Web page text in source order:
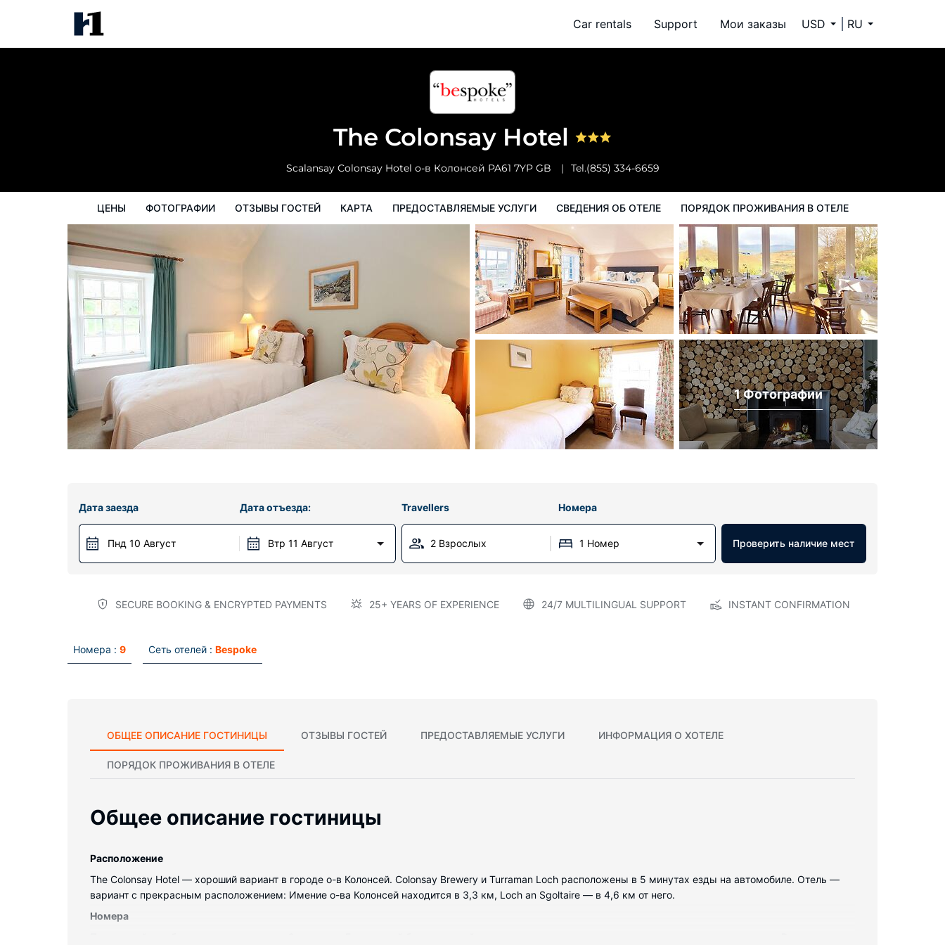
Car rentals Support Мои заказы USD RU
The Colonsay Hotel
Scalansay Colonsay Hotel о-в Колонсей PA61 7YP GB Tel.(855) 334-6659
ЦЕНЫ ФОТОГРАФИИ ОТЗЫВЫ ГОСТЕЙ КАРТА ПРЕДОСТАВЛЯЕМЫЕ УСЛУГИ СВЕДЕНИЯ ОБ ОТЕЛЕ ПОРЯДОК ПРОЖИВАНИЯ В ОТЕЛЕ
Сведения об отеле Порядок проживания в Отеле
1 Фотографии
Дата заезда
Пнд 10 Август
Дата отъезда:
Втр 11 Август
Travellers Номера
2 Взрослых 1 Номер Проверить наличие мест
SECURE BOOKING & ENCRYPTED PAYMENTS 25+ YEARS OF EXPERIENCE 24/7 MULTILINGUAL SUPPORT INSTANT CONFIRMATION
Номера : 9 Сеть отелей : Bespoke
ОБЩЕЕ ОПИСАНИЕ ГОСТИНИЦЫ ОТЗЫВЫ ГОСТЕЙ ПРЕДОСТАВЛЯЕМЫЕ УСЛУГИ ИНФОРМАЦИЯ О ХОТЕЛЕ
ПОРЯДОК ПРОЖИВАНИЯ В ОТЕЛЕ
Общее описание гостиницы
Pасположение
The Colonsay Hotel — хороший вариант в городе о-в Колонсей. Colonsay Brewery и Turraman Loch расположены в 5 минутах езды на автомобиле. Отель —
вариант с прекрасным расположением: Имение о-ва Колонсей находится в 3,3 км, Loch an Sgoltaire — в 4,6 км от него.
Номера